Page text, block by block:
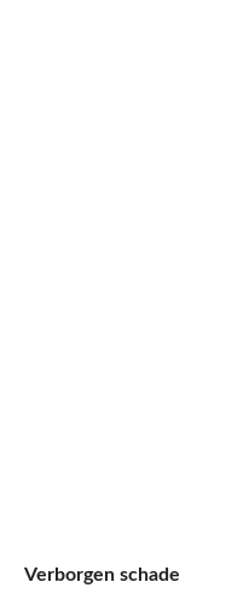
Verborgen schade